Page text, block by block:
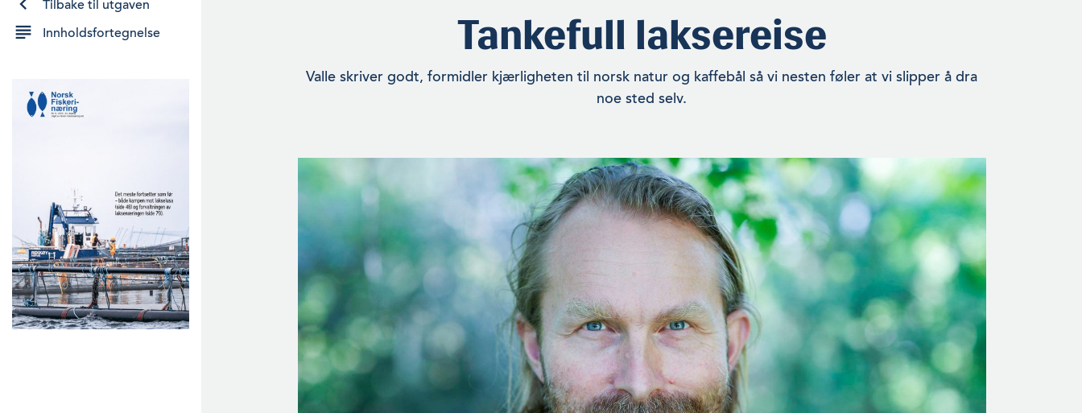
Tilbake til utgaven
Innholdsfortegnelse
Tankefull laksereise
Valle skriver godt, formidler kjærligheten til norsk natur og kaffebål så vi nesten føler at vi slipper å dra
noe sted selv.